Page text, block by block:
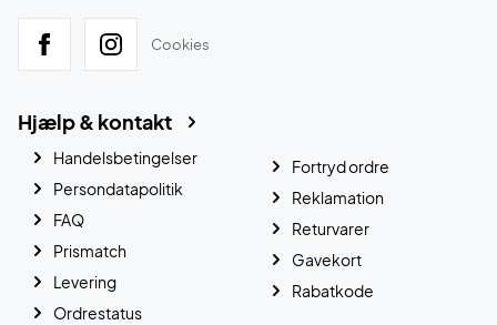
Cookies
Hjælp & kontakt
Handelsbetingelser
Persondatapolitik
FAQ
Prismatch
Levering
Ordrestatus
Fortryd ordre
Reklamation
Returvarer
Gavekort
Rabatkode